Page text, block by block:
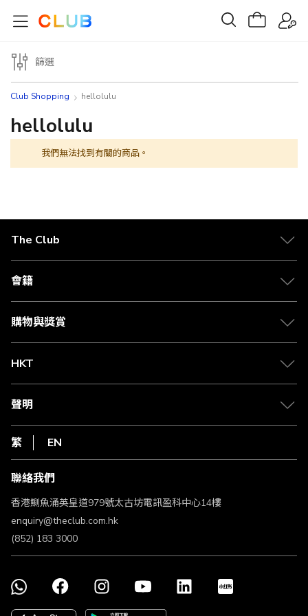
Club Shopping hellolulu
hellolulu
我們無法找到有關的商品。
篩選
The Club
關於 The Club
合作夥伴
媒體中心
會籍
會籍及專屬禮遇
賺取積分
購物與獎賞
物流與配送
Club Shopping 商品領取站
常見問題
HKT
csl.
1010
HKT
聲明
私隱聲明
使用條款
條款及細則
不歧視及不騷擾聲明
認可牌照及通告
繁 EN
聯絡我們
香港鰂魚涌英皇道979號太古坊電訊盈科中心14樓
enquiry@theclub.com.hk
(852) 183 3000